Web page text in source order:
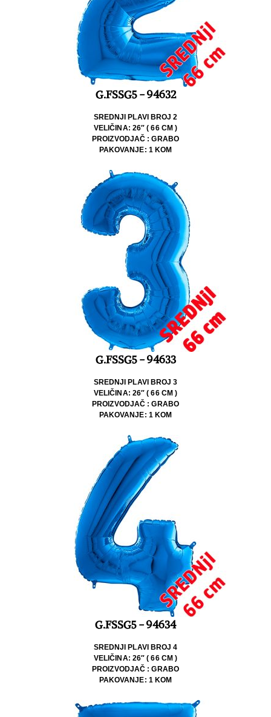
G.FSSG5 - 94632
SREDNJI PLAVI BROJ 2
VELIČINA: 26″ ( 66 CM )
PROIZVODJAČ : GRABO
PAKOVANJE: 1 KOM
G.FSSG5 - 94633
SREDNJI PLAVI BROJ 3
VELIČINA: 26″ ( 66 CM )
PROIZVODJAČ : GRABO
PAKOVANJE: 1 KOM
G.FSSG5 - 94634
SREDNJI PLAVI BROJ 4
VELIČINA: 26″ ( 66 CM )
PROIZVODJAČ : GRABO
PAKOVANJE: 1 KOM